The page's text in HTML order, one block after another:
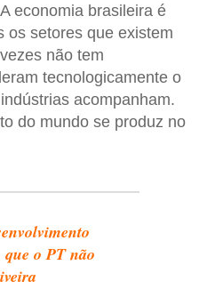
economia brasileira é
os setores que existem
não tem
tecnologicamente o
acompanham.
do mundo se produz no
o PT não